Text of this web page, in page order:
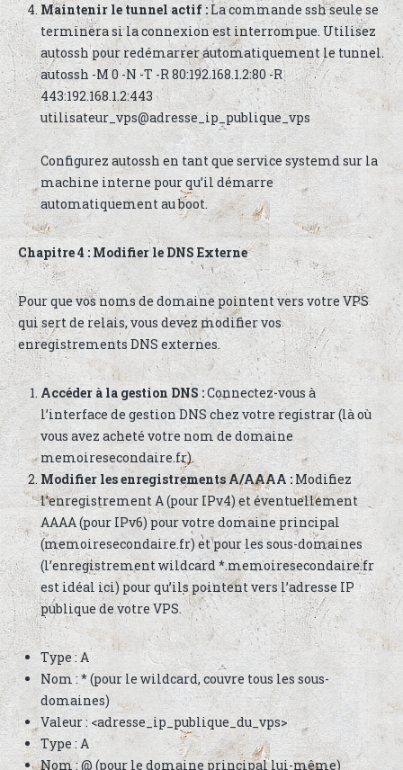
Maintenir le tunnel actif :La commande ssh seule se
terminera si la connexion est interrompue. Utilisez
autossh pour redémarrer automatiquement le tunnel.
autossh -M 0 -N -T -R 80:192.168.1.2:80 -R
443:192.168.1.2:443
utilisateur_vps@adresse_ip_publique_vps
Configurez autossh en tant que service systemd sur la
machine interne pour qu’il démarre
automatiquement au boot.
Chapitre 4 : Modifier le DNS Externe
Pour que vos noms de domaine pointent vers votre VPS
qui sert de relais, vous devez modifier vos
enregistrements DNS externes.
Accéder à la gestion DNS :Connectez-vous à
l’interface de gestion DNS chez votre registrar (là où
vous avez acheté votre nom de domaine
memoiresecondaire.fr).
Modifier les enregistrements A/AAAA :Modifiez
l’enregistrement A (pour IPv4) et éventuellement
AAAA (pour IPv6) pour votre domaine principal
(memoiresecondaire.fr) et pour les sous-domaines
(l’enregistrement wildcard *.memoiresecondaire.fr
est idéal ici) pour qu’ils pointent vers l’adresse IP
publique de votre VPS.
Type : A
Nom : * (pour le wildcard, couvre tous les sous-
domaines)
Valeur : <adresse_ip_publique_du_vps>
Type : A
Nom : @ (pour le domaine principal lui-même)